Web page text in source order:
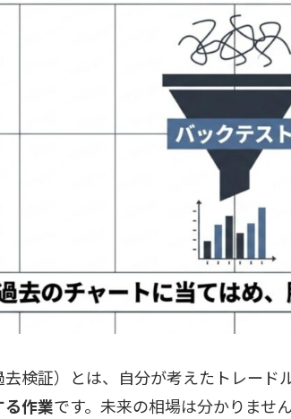
検証）とは、自分が考えたトレード
る作業です。未来の相場は分かりませ